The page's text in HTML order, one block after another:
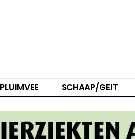
PLUIMVEE SCHAAP/GEIT